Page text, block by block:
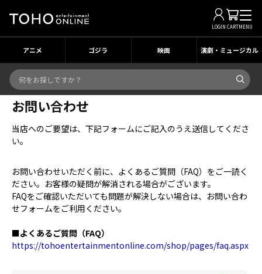
LOGIN CARTMENU
アニメ ゴジラ 映画 演劇・ミュージカル
お問い合わせ
当店へのご要望は、下記フォームにご記入のうえ送信してくださ
い。
お問い合わせいただく前に、よくあるご質問（FAQ）をご一読く
ださい。お客様の疑問が解消される場合がございます。
FAQをご確認いただいても問題が解決しない場合は、お問い合わ
せフォームをご利用ください。
■よくあるご質問（FAQ）
https://tohoentertainmentonline.com/shop/pages/faq.aspx